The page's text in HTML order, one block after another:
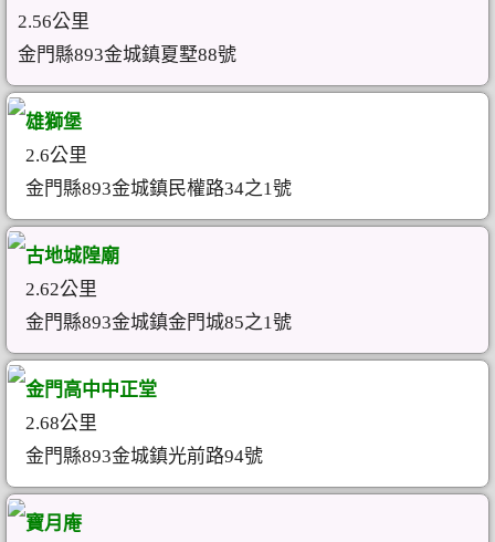
2.56公里
金門縣893金城鎮夏墅88號
雄獅堡
2.6公里
金門縣893金城鎮民權路34之1號
古地城隍廟
2.62公里
金門縣893金城鎮金門城85之1號
金門高中中正堂
2.68公里
金門縣893金城鎮光前路94號
寶月庵